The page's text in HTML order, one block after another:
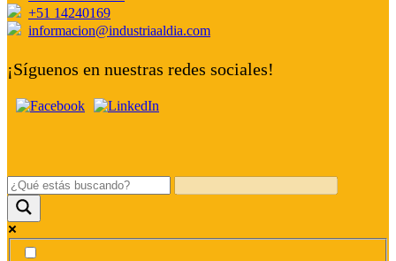
+51 14240169
informacion@industriaaldia.com
¡Síguenos en nuestras redes sociales!